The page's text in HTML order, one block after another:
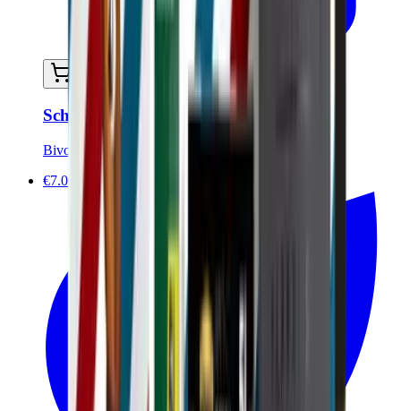
In mijn winkelwagen
Scheerstaaf - 90g
Bivouak
€7.00